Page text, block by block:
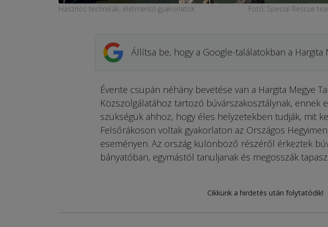
Hasznos technikák, életmentő gyakorlatok Fotó: Special Rescue
Állítsa be, hogy a Google-találatokban a Hargita
Évente csupán néhány bevetése van a Hargita Megye
Közszolgálatához tartozó búvárszakosztálynak, ennek
szükségük ahhoz, hogy éles helyzetekben tudják, mit
Felsőrákoson voltak gyakorlaton az Országos
eseményen. Az ország különböző részéről érkeztek
bányatóban, egymástól tanuljanak és megosszák
Cikkünk a hirdetés után folytatódik!